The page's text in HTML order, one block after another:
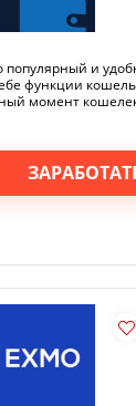
популярный и
функции
момент